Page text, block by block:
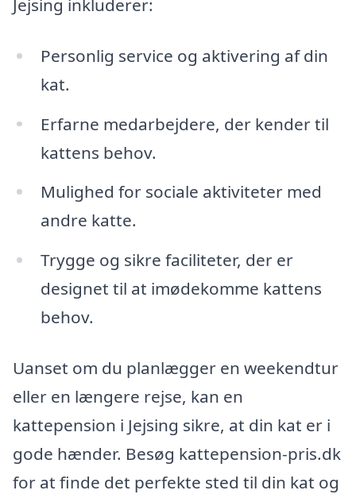
Jejsing inkluderer:
Personlig service og aktivering af din
kat.
Erfarne medarbejdere, der kender til
kattens behov.
Mulighed for sociale aktiviteter med
andre katte.
Trygge og sikre faciliteter, der er
designet til at imødekomme kattens
behov.
Uanset om du planlægger en weekendtur
eller en længere rejse, kan en
kattepension i Jejsing sikre, at din kat er i
gode hænder. Besøg kattepension-pris.dk
for at finde det perfekte sted til din kat og